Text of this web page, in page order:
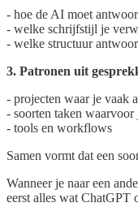
- hoe de AI moet
- welke schrijfstijl je
- welke structuur
3. Patronen uit
- projecten waar je vaak
- soorten taken
- tools en workflows
Samen vormt dat een
Wanneer je naar een
eerst alles wat ChatGPT